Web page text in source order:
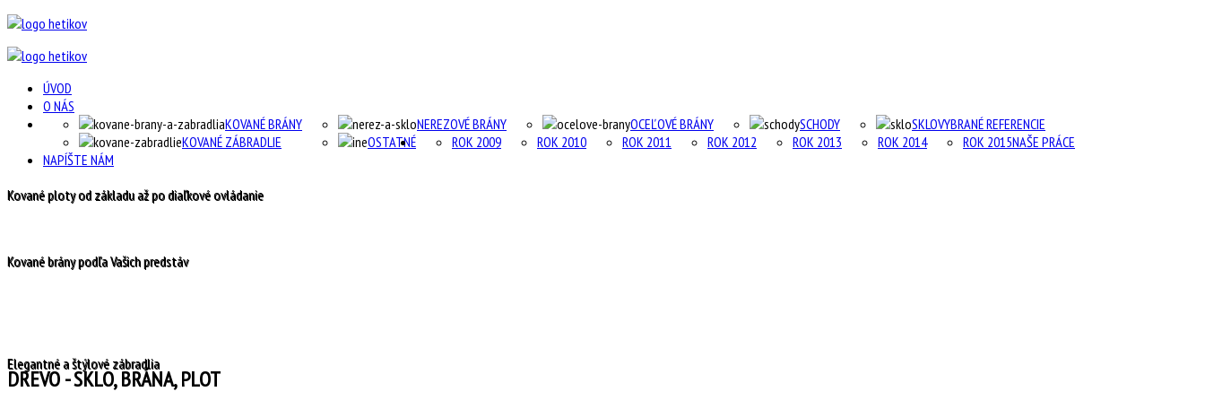
ÚVOD
O NÁS
VYBRANÉ REFERENCIE
KOVANÉ BRÁNY
KOVANÉ ZÁBRADLIE
NEREZOVÉ BRÁNY OCEĽOVÉ BRÁNY SCHODY
SKLO
OSTATNÉ
NAŠE PRÁCE
ROK 2009 ROK 2010 ROK 2011 ROK 2012 ROK 2013 ROK 2014
ROK 2015
NAPÍŠTE NÁM
Kované ploty od základu až po diaľkové ovládanie
Kované brány podľa Vašich predstáv
Elegantné a štýlové zábradlia
DREVO - SKLO, BRÁNA, PLOT